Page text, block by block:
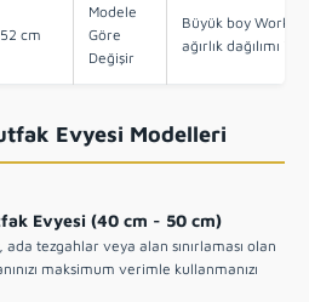
cm
Modele
Göre
Değişir
Büyük boy
ağırlık dağılımı
Evyesi Modelleri
Evyesi (40 cm - 50 cm)
tezgahlar veya alan sınırlaması olan
maksimum verimle kullanmanızı